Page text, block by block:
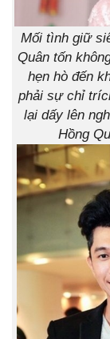
Mối tình giữ
Quân tốn
hẹn hò đến
phải sự chỉ
lại dấy lên
Hồng